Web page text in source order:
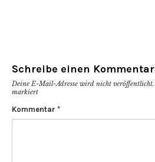
Schreibe einen Kommentar
Deine E-Mail-Adresse wird nicht veröffentlicht.
markiert
Kommentar *